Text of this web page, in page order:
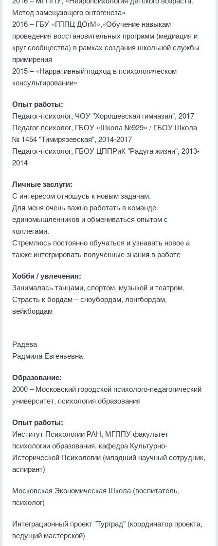
Метод замещающего онтогенеза»
2016 – ГБУ «ГППЦ ДОгМ»,«Обучение навыкам
проведения восстановительных программ (медиация и
круг сообщества) в рамках создания школьной службы
примирения
2015 – «Нарративный подход в психологическом
консультировании»
Опыт работы:
Педагог-психолог, ЧОУ "Хорошевская гимназия", 2017
Педагог-психолог, ГБОУ «Школа №929» / ГБОУ Школа
№ 1454 "Тимирязевская", 2014-2017
Педагог-психолог, ГБОУ ЦППРиК "Радуга жизни", 2013-
2014
Личные заслуги:
С интересом отношусь к новым задачам.
Для меня очень важно работать в команде
единомышленников и обмениваться опытом с
коллегами.
Стремлюсь постоянно обучаться и узнавать новое а
также интегрировать полученные знания в работе
Хобби / увлечения:
Занималась танцами, спортом, музыкой и театром.
Страсть к бордам – сноубордам, лонгбордам,
вейкбордам
Радева
Радмила Евгеньевна
Образование:
2000 – Московский городской психолого-педагогический
университет, психология образования
Опыт работы:
Институт Психологии РАН, МГППУ факультет
психологии образования, кафедра Культурно-
Исторической Психологии (младший научный сотрудник,
аспирант)
Московская Экономическая Школа (воспитатель,
психолог)
Интеграционный проект "Турград" (координатор проекта,
ведущий мастерской)